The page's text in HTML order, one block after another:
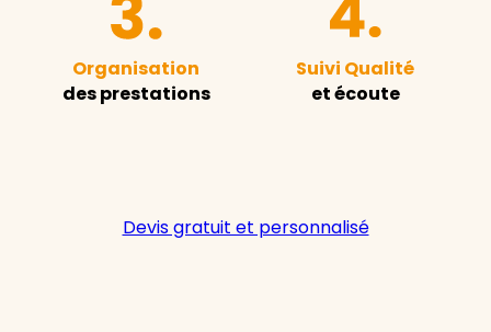
Organisation
des prestations
Suivi Qualité
et écoute
Devis gratuit et personnalisé